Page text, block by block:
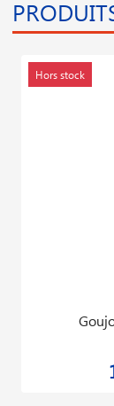
Hors stock